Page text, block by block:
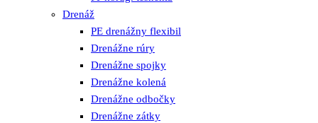
Drenáž
PE drenážny flexibil
Drenážne rúry
Drenážne spojky
Drenážne kolená
Drenážne odbočky
Drenážne zátky